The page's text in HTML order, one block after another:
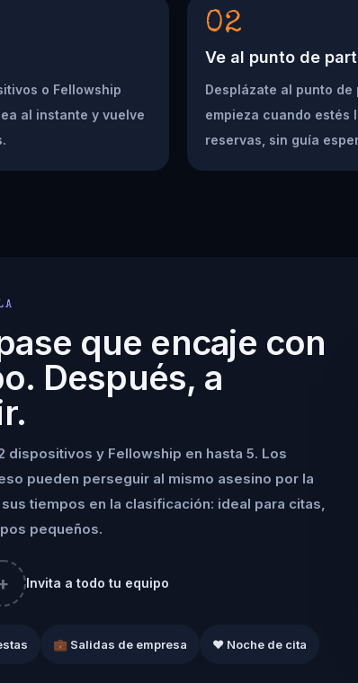
o Fellowship
al instante y vuelve
02
Ve al punto de
Desplázate al punto
empieza cuando estés
reservas, sin guía
que encaje con
Después, a
dispositivos y Fellowship en hasta 5. Los
pueden perseguir al mismo asesino por la
tiempos en la clasificación: ideal para citas,
pequeños.
Invita a todo tu equipo
💼 Salidas de empresa ❤️ Noche de cita